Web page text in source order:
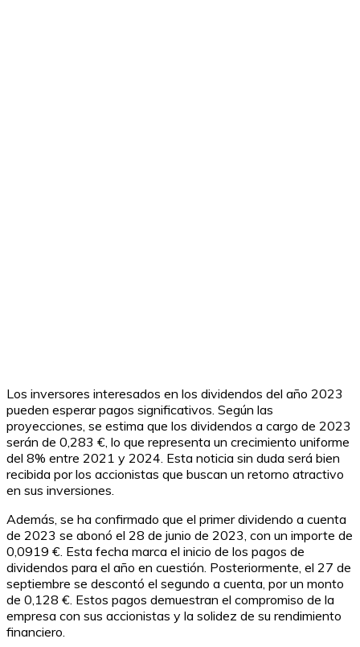
Los inversores interesados en los dividendos del año 2023
pueden esperar pagos significativos. Según las
proyecciones, se estima que los dividendos a cargo de 2023
serán de 0,283 €, lo que representa un crecimiento uniforme
del 8% entre 2021 y 2024. Esta noticia sin duda será bien
recibida por los accionistas que buscan un retorno atractivo
en sus inversiones.
Además, se ha confirmado que el primer dividendo a cuenta
de 2023 se abonó el 28 de junio de 2023, con un importe de
0,0919 €. Esta fecha marca el inicio de los pagos de
dividendos para el año en cuestión. Posteriormente, el 27 de
septiembre se descontó el segundo a cuenta, por un monto
de 0,128 €. Estos pagos demuestran el compromiso de la
empresa con sus accionistas y la solidez de su rendimiento
financiero.